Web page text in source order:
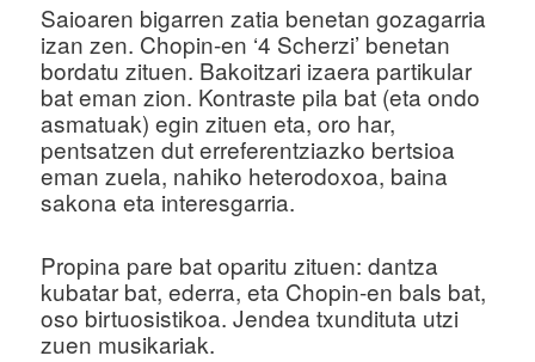
Saioaren bigarren zatia benetan gozagarria
izan zen. Chopin-en ‘4 Scherzi’ benetan
bordatu zituen. Bakoitzari izaera partikular
bat eman zion. Kontraste pila bat (eta ondo
asmatuak) egin zituen eta, oro har,
pentsatzen dut erreferentziazko bertsioa
eman zuela, nahiko heterodoxoa, baina
sakona eta interesgarria.
Propina pare bat oparitu zituen: dantza
kubatar bat, ederra, eta Chopin-en bals bat,
oso birtuosistikoa. Jendea txundituta utzi
zuen musikariak.